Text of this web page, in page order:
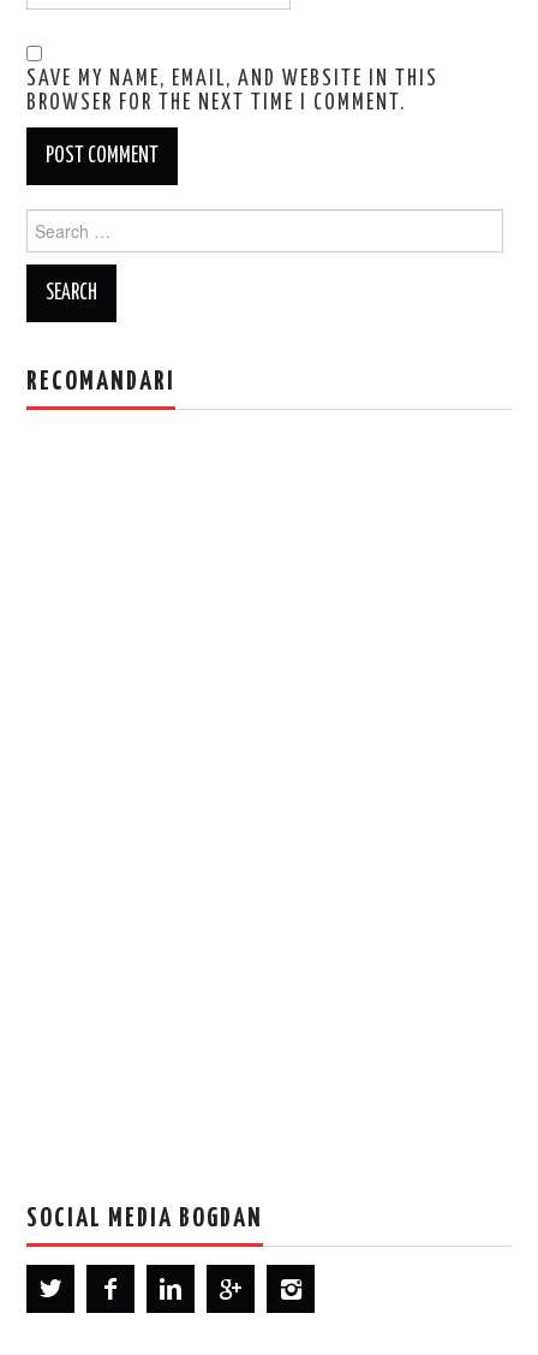
SAVE MY NAME, EMAIL, AND WEBSITE IN THIS
BROWSER FOR THE NEXT TIME I COMMENT.
for:
RECOMANDARI
SOCIAL MEDIA BOGDAN